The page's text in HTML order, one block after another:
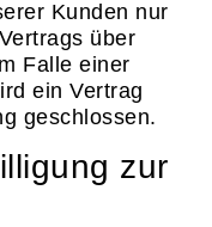
Kunden nur
über
Falle einer
ein Vertrag
geschlossen.
zur